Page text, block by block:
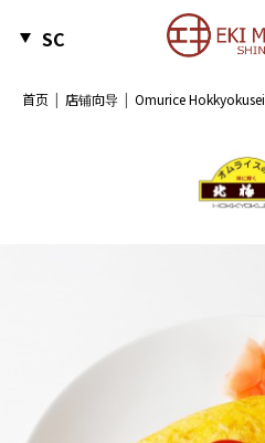
SC
首页 店铺向导 Omurice Hokkyokusei